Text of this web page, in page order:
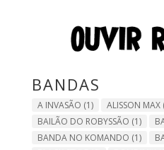
BANDAS
A INVASÃO (1) ALISSON MAX
BAILÃO DO ROBYSSÃO (1)
BANDA NO KOMANDO (1)